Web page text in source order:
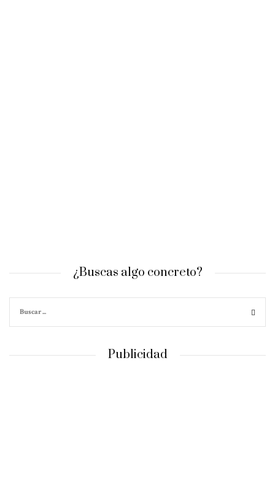
¿Buscas algo concreto?
Publicidad